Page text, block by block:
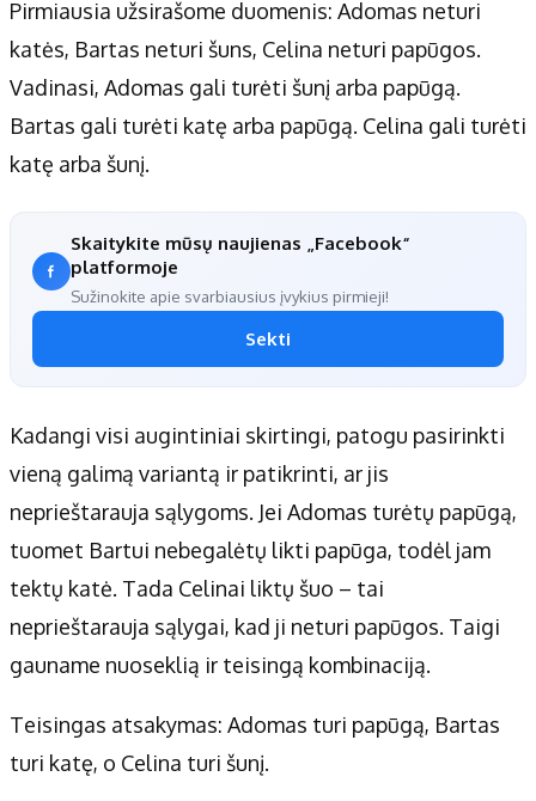
Pirmiausia užsirašome duomenis: Adomas neturi
katės, Bartas neturi šuns, Celina neturi papūgos.
Vadinasi, Adomas gali turėti šunį arba papūgą.
Bartas gali turėti katę arba papūgą. Celina gali turėti
katę arba šunį.
Skaitykite mūsų naujienas „Facebook“
platformoje
Sužinokite apie svarbiausius įvykius pirmieji!
Sekti
Kadangi visi augintiniai skirtingi, patogu pasirinkti
vieną galimą variantą ir patikrinti, ar jis
neprieštarauja sąlygoms. Jei Adomas turėtų papūgą,
tuomet Bartui nebegalėtų likti papūga, todėl jam
tektų katė. Tada Celinai liktų šuo – tai
neprieštarauja sąlygai, kad ji neturi papūgos. Taigi
gauname nuoseklią ir teisingą kombinaciją.
Teisingas atsakymas: Adomas turi papūgą, Bartas
turi katę, o Celina turi šunį.